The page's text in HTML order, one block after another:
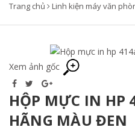
Trang chủ Linh kiện máy văn
Xem ảnh gốc
HỘP MỰC IN HP
HÃNG MÀU ĐEN